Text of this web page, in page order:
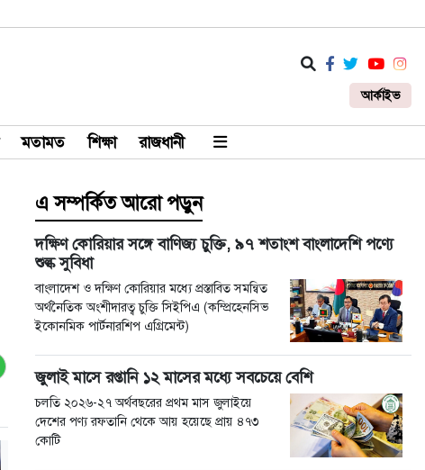
আর্কাইভ
মতামত শিক্ষা রাজধানী
এ সম্পর্কিত আরো পড়ুন
দক্ষিণ কোরিয়ার সঙ্গে বাণিজ্য চুক্তি, ৯৭ শতাংশ বাংলাদেশি পণ্যে
শুল্ক সুবিধা
বাংলাদেশ ও দক্ষিণ কোরিয়ার মধ্যে প্রস্তাবিত সমন্বিত
অর্থনৈতিক অংশীদারত্ব চুক্তি সিইপিএ (কম্প্রিহেনসিভ
ইকোনমিক পার্টনারশিপ এগ্রিমেন্ট)
জুলাই মাসে রপ্তানি ১২ মাসের মধ্যে সবচেয়ে বেশি
চলতি ২০২৬-২৭ অর্থবছরের প্রথম মাস জুলাইয়ে
দেশের পণ্য রফতানি থেকে আয় হয়েছে প্রায় ৪৭৩
কোটি